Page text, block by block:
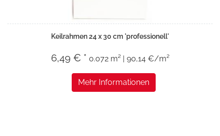
Keilrahmen 24 x 30 cm 'professionell'
6,49 € * 0.072 m² | 90,14 €/m²
Mehr Informationen